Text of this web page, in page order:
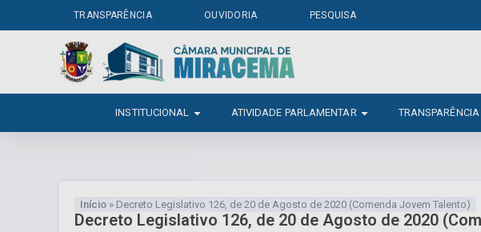
TRANSPARÊNCIA OUVIDORIA PESQUISA
INSTITUCIONAL ATIVIDADE PARLAMENTAR TRANSPARÊNCIA
Início » Decreto Legislativo 126, de 20 de Agosto de 2020 (Comenda Jovem Talento)
Decreto Legislativo 126, de 20 de Agosto de 2020